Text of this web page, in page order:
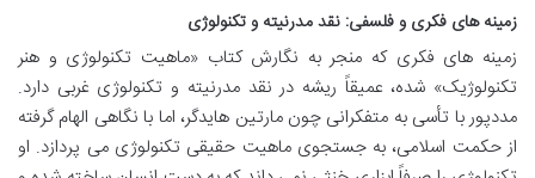
زمینه های فکری و فلسفی: نقد مدرنیته و تکنولوژی
زمینه های فکری که منجر به نگارش کتاب «ماهیت تکنولوژی و هنر
تکنولوژیک» شده، عمیقاً ریشه در نقد مدرنیته و تکنولوژی غربی دارد.
مددپور با تأسی به متفکرانی چون مارتین هایدگر، اما با نگاهی الهام گرفته
از حکمت اسلامی، به جستجوی ماهیت حقیقی تکنولوژی می پردازد. او